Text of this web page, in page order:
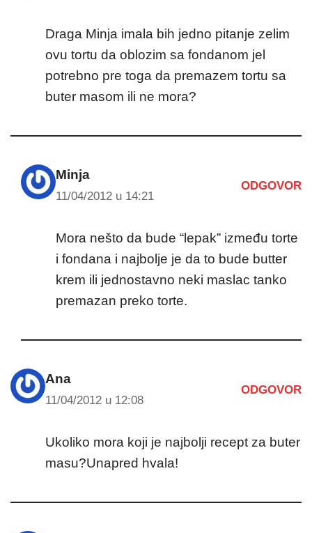
Draga Minja imala bih jedno pitanje zelim
ovu tortu da oblozim sa fondanom jel
potrebno pre toga da premazem tortu sa
buter masom ili ne mora?
Minja
11/04/2012 u 14:21
ODGOVOR
Mora nešto da bude “lepak” između torte
i fondana i najbolje je da to bude butter
krem ili jednostavno neki maslac tanko
premazan preko torte.
Ana
11/04/2012 u 12:08
ODGOVOR
Ukoliko mora koji je najbolji recept za buter
masu?Unapred hvala!